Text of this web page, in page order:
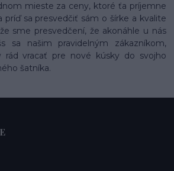
mieste za ceny, ktoré ťa príjemne
príď sa presvedčiť sám o šírke a kvalite
sme presvedčení, že akonáhle u nás
sa našim pravidelným zákazníkom,
rád vracať pre nové kúsky do svojho
šatníka.